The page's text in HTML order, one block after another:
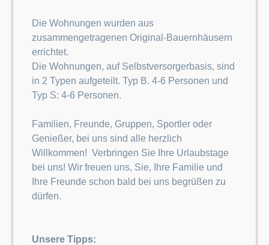
Die Wohnungen wurden aus
zusammengetragenen Original-Bauernhäusern
errichtet.
Die Wohnungen, auf Selbstversorgerbasis, sind
in 2 Typen aufgeteilt. Typ B. 4-6 Personen und
Typ S: 4-6 Personen.
Familien, Freunde, Gruppen, Sportler oder
Genießer, bei uns sind alle herzlich
Willkommen! Verbringen Sie Ihre Urlaubstage
bei uns! Wir freuen uns, Sie, Ihre Familie und
Ihre Freunde schon bald bei uns begrüßen zu
dürfen.
Unsere Tipps: